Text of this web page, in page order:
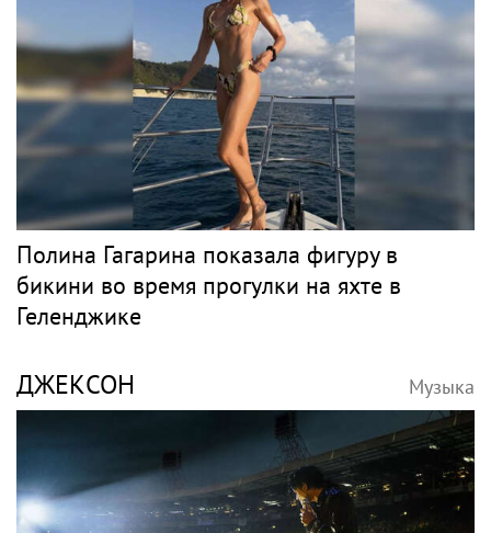
Полина Гагарина показала фигуру в
бикини во время прогулки на яхте в
Геленджике
ДЖЕКСОН Музыка